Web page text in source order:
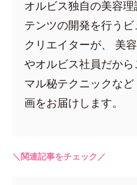
オルビス独自の美容
テンツの開発を行うビ
クリエイターが、 美
やオルビス社員だか
マル秘テクニックな
画をお届けします。
＼関連記事をチェック／